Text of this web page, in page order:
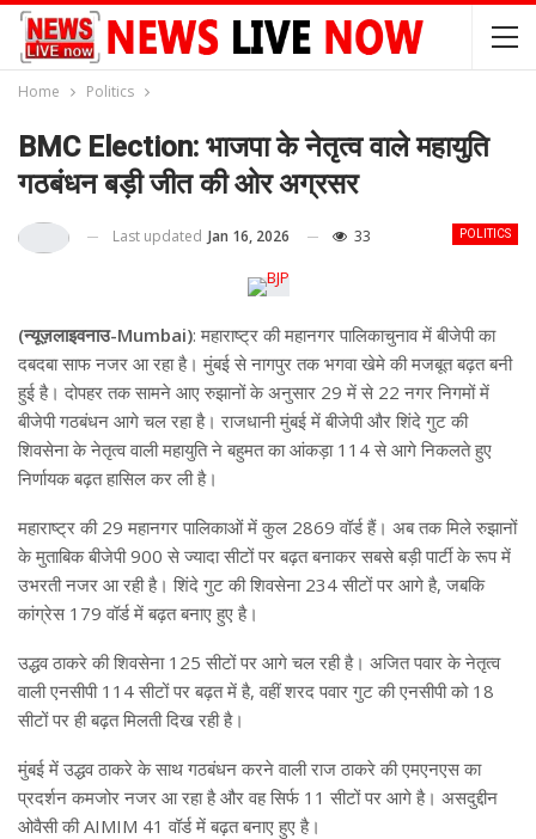
Home Politics
BMC Election: भाजपा के नेतृत्व वाले महायुति
गठबंधन बड़ी जीत की ओर अग्रसर
POLITICS
Last updated Jan 16, 2026 33
(न्यूज़लाइवनाउ-Mumbai): महाराष्ट्र की महानगर पालिकाचुनाव में बीजेपी का
दबदबा साफ नजर आ रहा है। मुंबई से नागपुर तक भगवा खेमे की मजबूत बढ़त बनी
हुई है। दोपहर तक सामने आए रुझानों के अनुसार 29 में से 22 नगर निगमों में
बीजेपी गठबंधन आगे चल रहा है। राजधानी मुंबई में बीजेपी और शिंदे गुट की
शिवसेना के नेतृत्व वाली महायुति ने बहुमत का आंकड़ा 114 से आगे निकलते हुए
निर्णायक बढ़त हासिल कर ली है।
महाराष्ट्र की 29 महानगर पालिकाओं में कुल 2869 वॉर्ड हैं। अब तक मिले रुझानों
के मुताबिक बीजेपी 900 से ज्यादा सीटों पर बढ़त बनाकर सबसे बड़ी पार्टी के रूप में
उभरती नजर आ रही है। शिंदे गुट की शिवसेना 234 सीटों पर आगे है, जबकि
कांग्रेस 179 वॉर्ड में बढ़त बनाए हुए है।
उद्धव ठाकरे की शिवसेना 125 सीटों पर आगे चल रही है। अजित पवार के नेतृत्व
वाली एनसीपी 114 सीटों पर बढ़त में है, वहीं शरद पवार गुट की एनसीपी को 18
सीटों पर ही बढ़त मिलती दिख रही है।
मुंबई में उद्धव ठाकरे के साथ गठबंधन करने वाली राज ठाकरे की एमएनएस का
प्रदर्शन कमजोर नजर आ रहा है और वह सिर्फ 11 सीटों पर आगे है। असदुद्दीन
ओवैसी की AIMIM 41 वॉर्ड में बढ़त बनाए हुए है।